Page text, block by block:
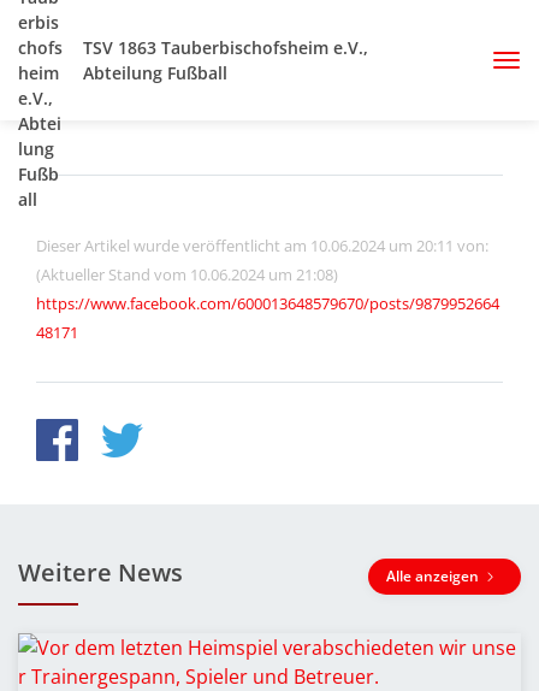
TSV 1863 Tauberbischofsheim e.V.,
Abteilung Fußball
Dieser Artikel wurde veröffentlicht am 10.06.2024 um 20:11 von:
(Aktueller Stand vom 10.06.2024 um 21:08)
https://www.facebook.com/600013648579670/posts/9879952664
48171
Weitere News Alle anzeigen